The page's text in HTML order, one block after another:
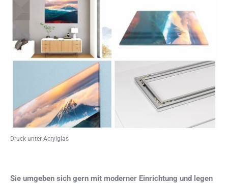
Druck unter Acrylglas
Sie umgeben sich gern mit moderner Einrichtung und legen